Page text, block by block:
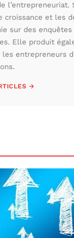
l’entrepreneuriat.
croissance et les
sur des enquêtes
Elle produit
entrepreneurs
→